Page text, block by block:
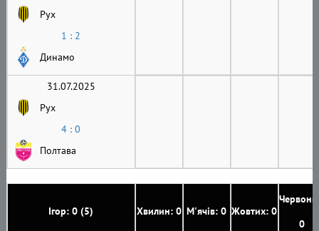
Ігор: 0 (5) Хвилин: 0 М'ячів: 0 Жовтих: 0
0
Рух
1 : 2
Динамо
31.07.2025
Рух
4 : 0
Полтава